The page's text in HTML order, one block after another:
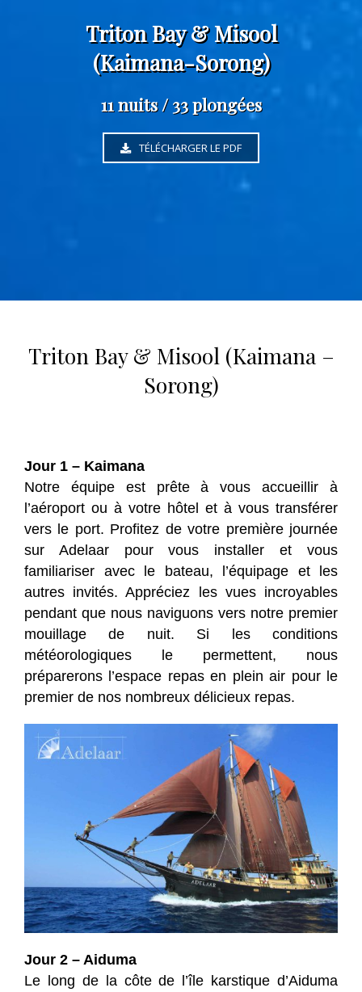
Triton Bay & Misool
(Kaimana-Sorong)
11 nuits / 33 plongées
TÉLÉCHARGER LE PDF
Triton Bay & Misool (Kaimana –
Sorong)
Jour 1 – Kaimana
Notre équipe est prête à vous accueillir à
l’aéroport ou à votre hôtel et à vous transférer
vers le port. Profitez de votre première journée
sur Adelaar pour vous installer et vous
familiariser avec le bateau, l’équipage et les
autres invités. Appréciez les vues incroyables
pendant que nous naviguons vers notre premier
mouillage de nuit. Si les conditions
météorologiques le permettent, nous
préparerons l’espace repas en plein air pour le
premier de nos nombreux délicieux repas.
Jour 2 – Aiduma
Le long de la côte de l’île karstique d’Aiduma